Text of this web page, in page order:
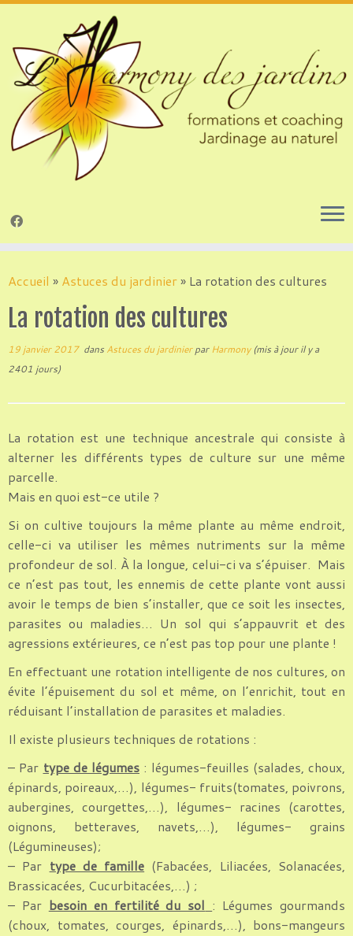
auAccueil » Astuces du jardinier» La rotation des cultures
La rotation des cultures
19 janvier 2017dans Astuces du jardinierparHarmony(mis à jour il y a
2401 jours)
La rotation est une technique ancestrale qui consiste à
alterner les différents types de culture sur une même
parcelle.
Mais en quoi est-ce utile ?
Si on cultive toujours la même plante au même endroit,
celle-ci va utiliser les mêmes nutriments sur la même
profondeur de sol. À la longue, celui-ci va s’épuiser. Mais
ce n’est pas tout, les ennemis de cette plante vont aussi
avoir le temps de bien s’installer, que ce soit les insectes,
parasites ou maladies… Un sol qui s’appauvrit et des
agressions extérieures, ce n’est pas top pour une plante !
En effectuant une rotation intelligente de nos cultures, on
évite l’épuisement du sol et même, on l’enrichit, tout en
réduisant l’installation de parasites et maladies.
Il existe plusieurs techniques de rotations :
– Par type de légumes : légumes-feuilles (salades, choux,
épinards, poireaux,…), légumes- fruits(tomates, poivrons,
aubergines, courgettes,…), légumes- racines (carottes,
oignons, betteraves, navets,…), légumes- grains
(Légumineuses);
– Par type de famille (Fabacées, Liliacées, Solanacées,
Brassicacées, Cucurbitacées,…) ;
– Par besoin en fertilité du sol : Légumes gourmands
(choux, tomates, courges, épinards,…), bons-mangeurs